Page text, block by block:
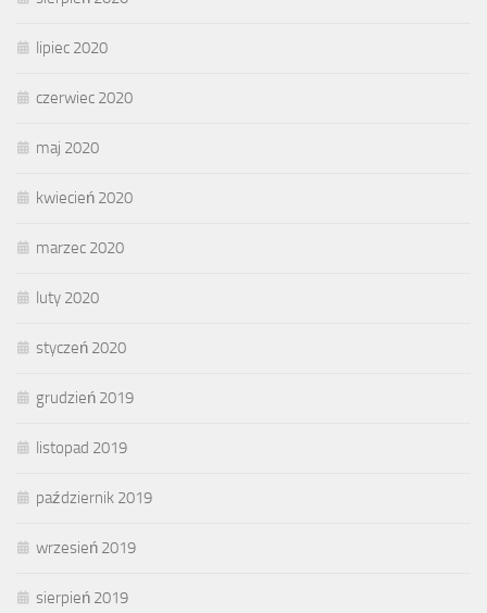
lipiec 2020
czerwiec 2020
maj 2020
kwiecień 2020
marzec 2020
luty 2020
styczeń 2020
grudzień 2019
listopad 2019
październik 2019
wrzesień 2019
sierpień 2019